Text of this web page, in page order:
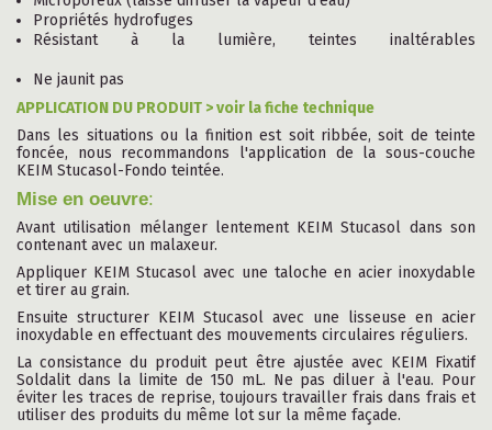
Propriétés hydrofuges
Résistant à la lumière, teintes inaltérables
Ne jaunit pas
APPLICATION DU PRODUIT > voir la fiche technique
Dans les situations ou la finition est soit ribbée, soit de teinte
foncée, nous recommandons l'application de la sous-couche
KEIM Stucasol-Fondo teintée.
Mise en oeuvre:
Avant utilisation mélanger lentement KEIM Stucasol dans son
contenant avec un malaxeur.
Appliquer KEIM Stucasol avec une taloche en acier inoxydable
et tirer au grain.
Ensuite structurer KEIM Stucasol avec une lisseuse en acier
inoxydable en effectuant des mouvements circulaires réguliers.
La consistance du produit peut être ajustée avec KEIM Fixatif
Soldalit dans la limite de 150 mL. Ne pas diluer à l'eau. Pour
éviter les traces de reprise, toujours travailler frais dans frais et
utiliser des produits du même lot sur la même façade.